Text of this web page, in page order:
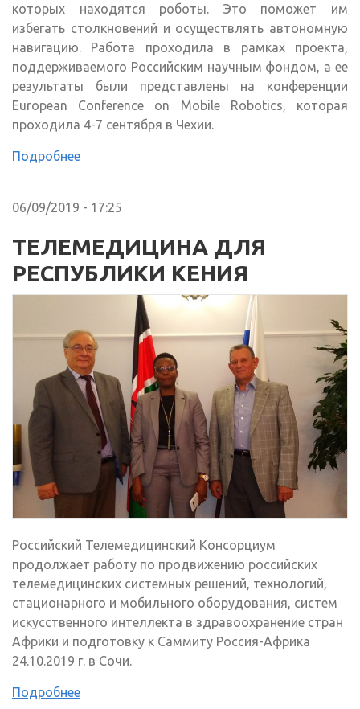
которых находятся роботы. Это поможет им
избегать столкновений и осуществлять автономную
навигацию. Работа проходила в рамках проекта,
поддерживаемого Российским научным фондом, а ее
результаты были представлены на конференции
European Conference on Mobile Robotics, которая
проходила 4-7 сентября в Чехии.
Подробнее
06/09/2019 - 17:25
ТЕЛЕМЕДИЦИНА ДЛЯ
РЕСПУБЛИКИ КЕНИЯ
Российский Телемедицинский Консорциум
продолжает работу по продвижению российских
телемедицинских системных решений, технологий,
стационарного и мобильного оборудования, систем
искусственного интеллекта в здравоохранение стран
Африки и подготовку к Саммиту Россия-Африка
24.10.2019 г. в Сочи.
Подробнее